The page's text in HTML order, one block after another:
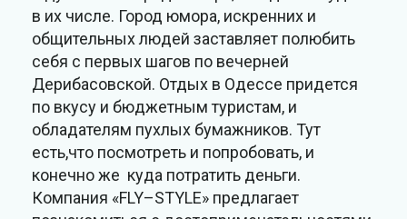
в их числе. Город юмора, искренних и
общительных людей заставляет полюбить
себя с первых шагов по вечерней
Дерибасовской. Отдых в Одессе придется
по вкусу и бюджетным туристам, и
обладателям пухлых бумажников. Тут
есть,что посмотреть и попробовать, и
конечно же куда потратить деньги.
Компания «FLY–STYLE» предлагает